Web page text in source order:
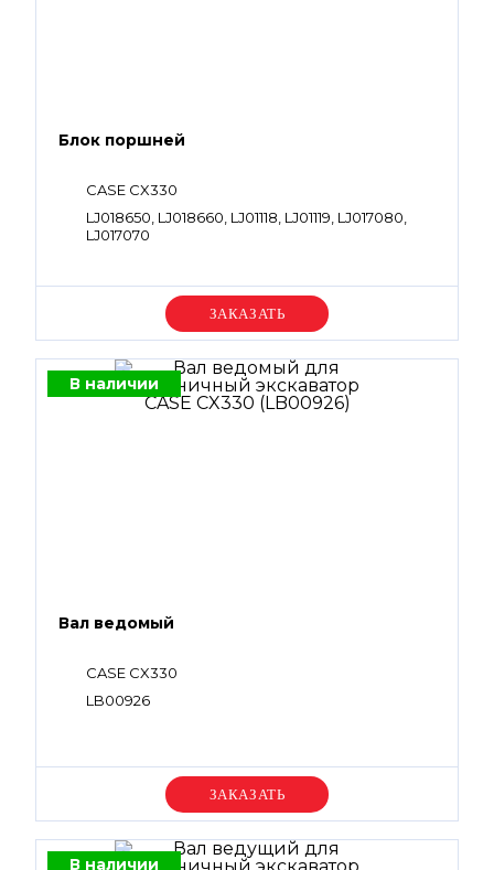
Блок поршней
CASE CX330
LJ018650, LJ018660, LJ01118, LJ01119, LJ017080,
LJ017070
Уточняйте цену
В наличии
Вал ведомый
CASE CX330
LB00926
Уточняйте цену
В наличии